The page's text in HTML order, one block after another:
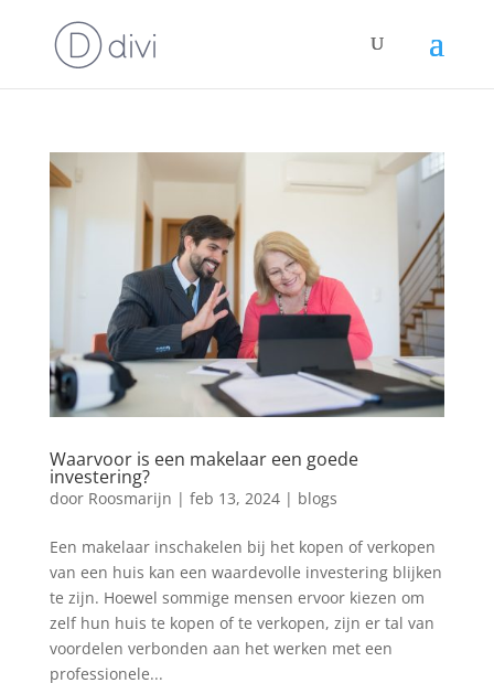
Waarvoor is een makelaar een goede
investering?
door Roosmarijn | feb 13, 2024| blogs
Een makelaar inschakelen bij het kopen of verkopen
van een huis kan een waardevolle investering blijken
te zijn. Hoewel sommige mensen ervoor kiezen om
zelf hun huis te kopen of te verkopen, zijn er tal van
voordelen verbonden aan het werken met een
professionele...